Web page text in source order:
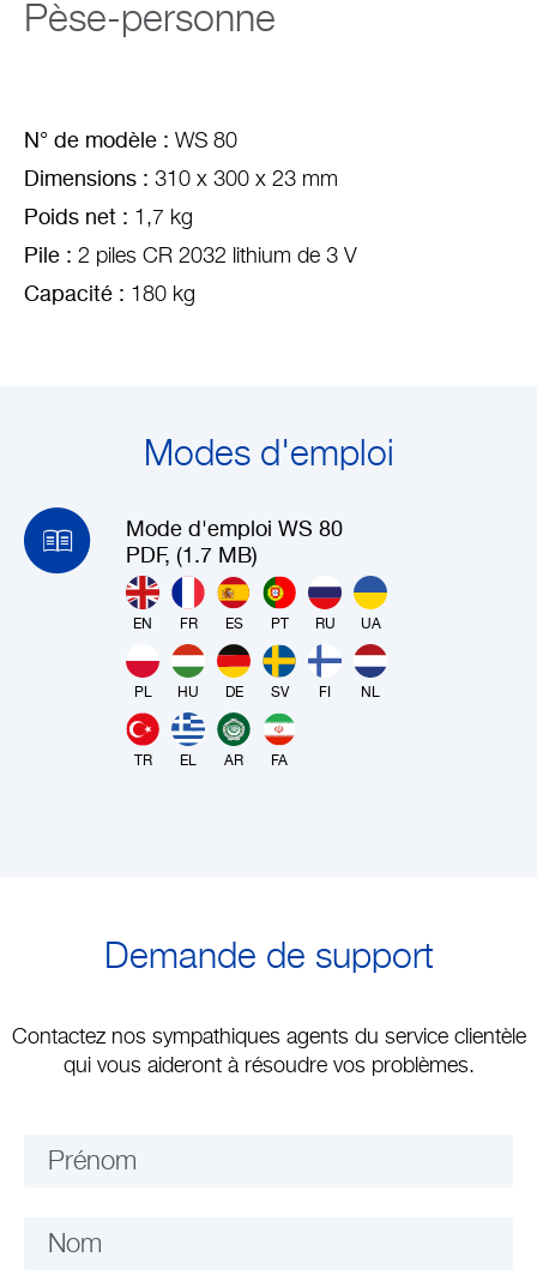
Pèse-personne
N° de modèle : WS 80
Dimensions : 310 x 300 x 23 mm
Poids net : 1,7 kg
Pile : 2 piles CR 2032 lithium de 3 V
Capacité : 180 kg
Modes d'emploi
Mode d'emploi WS 80
PDF, (1.7 MB)
EN FR ES PT RU UA
PL HU DE SV FI NL
TR EL AR FA
Demande de support
Contactez nos sympathiques agents du service clientèle
qui vous aideront à résoudre vos problèmes.
Prénom
Nom